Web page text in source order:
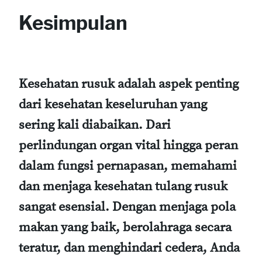
Kesimpulan
Kesehatan rusuk adalah aspek penting
dari kesehatan keseluruhan yang
sering kali diabaikan. Dari
perlindungan organ vital hingga peran
dalam fungsi pernapasan, memahami
dan menjaga kesehatan tulang rusuk
sangat esensial. Dengan menjaga pola
makan yang baik, berolahraga secara
teratur, dan menghindari cedera, Anda